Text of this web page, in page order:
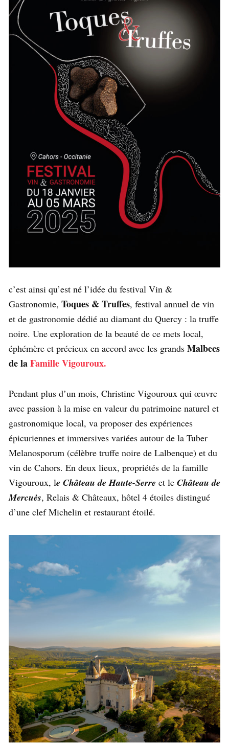
c’est ainsi qu’est né l’idée du festival Vin &
Gastronomie, Toques & Truffes, festival annuel de vin
et de gastronomie dédié au diamant du Quercy : la truffe
noire. Une exploration de la beauté de ce mets local,
éphémère et précieux en accord avec les grands Malbecs
de laFamille Vigouroux.
Pendant plus d’un mois, Christine Vigouroux qui œuvre
avec passion à la mise en valeur du patrimoine naturel et
gastronomique local, va proposer des expériences
épicuriennes et immersives variées autour de la Tuber
Melanosporum (célèbre truffe noire de Lalbenque) et du
vin de Cahors. En deux lieux, propriétés de la famille
Vigouroux, le Château de Haute-Serre et le Château de
Mercuès, Relais & Châteaux, hôtel 4 étoiles distingué
d’une clef Michelin et restaurant étoilé.